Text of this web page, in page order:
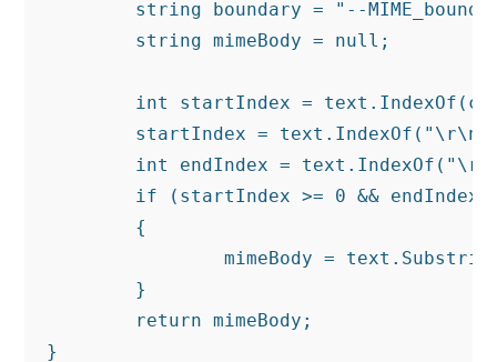
		mimeBody = text.Substring(startIndex, endIndex - startIndex);
}